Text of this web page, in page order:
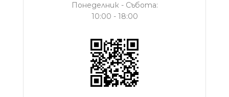
Понеделник - Събота:
10:00 - 18:00